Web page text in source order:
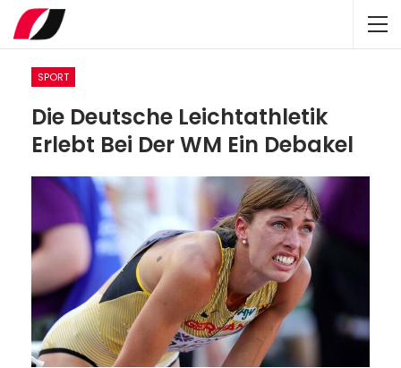
SPORT
Die Deutsche Leichtathletik
Erlebt Bei Der WM Ein Debakel